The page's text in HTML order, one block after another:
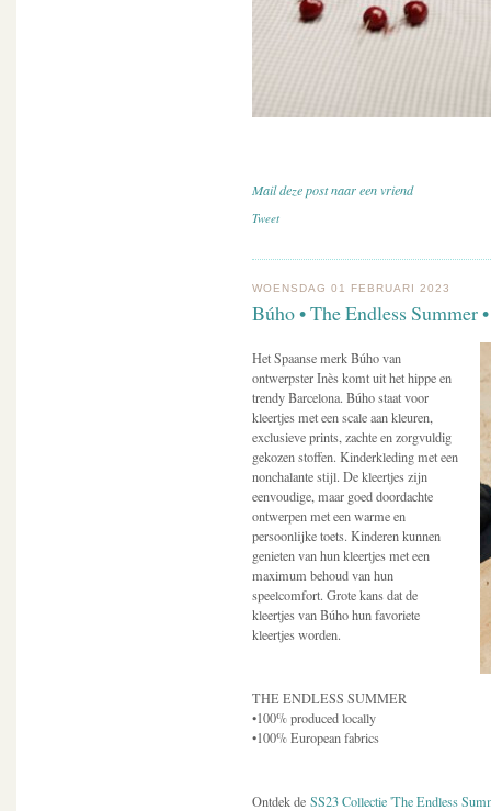
Mail deze post naar een vriend
Tweet
WOENSDAG 01 FEBRUARI 2023
Búho • The Endless Summer
Het Spaanse merk Búho van
ontwerpster Inès komt uit het hippe en
trendy Barcelona. Búho staat voor
kleertjes met een scale aan kleuren,
exclusieve prints, zachte en zorgvuldig
gekozen stoffen. Kinderkleding met een
nonchalante stijl. De kleertjes zijn
eenvoudige, maar goed doordachte
ontwerpen met een warme en
persoonlijke toets. Kinderen kunnen
genieten van hun kleertjes met een
maximum behoud van hun
speelcomfort. Grote kans dat de
kleertjes van Búho hun favoriete
kleertjes worden.
THE ENDLESS SUMMER
•100% produced locally
•100% European fabrics
Ontdek de SS23 Collectie 'The Endless